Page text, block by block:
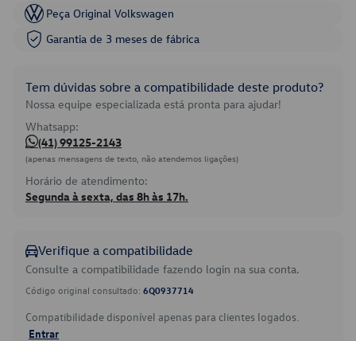
Peça Original Volkswagen
Garantia de 3 meses de fábrica
Tem dúvidas sobre a compatibilidade deste produto?
Nossa equipe especializada está pronta para ajudar!
Whatsapp:
(41) 99125-2143
(apenas mensagens de texto, não atendemos ligações)
Horário de atendimento:
Segunda à sexta, das 8h às 17h.
Verifique a compatibilidade
Consulte a compatibilidade fazendo login na sua conta.
Código original consultado: 6Q0937714
Compatibilidade disponível apenas para clientes logados.
Entrar